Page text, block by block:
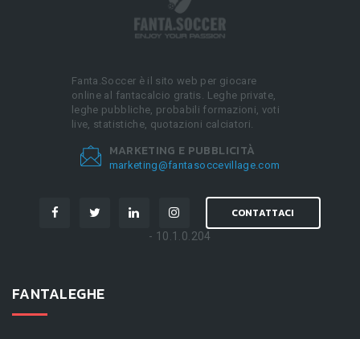
Fanta.Soccer è il sito web per giocare
online al fantacalcio gratis. Leghe private,
leghe pubbliche, probabili formazioni, voti
live, statistiche, quotazioni calciatori.
MARKETING E PUBBLICITÀ
marketing@fantasoccevillage.com
CONTATTACI
- 10.1.0.204
FANTALEGHE